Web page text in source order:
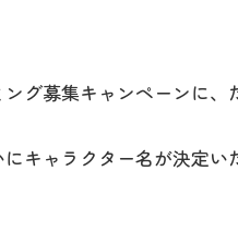
グ募集キャンペーンに
キャラクター名が決定い